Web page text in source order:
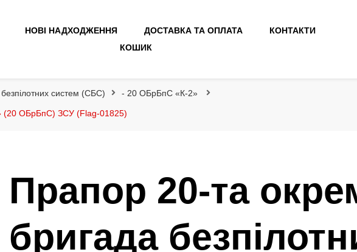
НОВІ НАДХОДЖЕННЯ ДОСТАВКА ТА ОПЛАТА
КОНТАКТИ
КОШИК
систем (СБС) - 20 ОБрБпС «К-2»
(20 ОБрБпС) ЗСУ (Flag-01825)
Прапор 20-та
бригада